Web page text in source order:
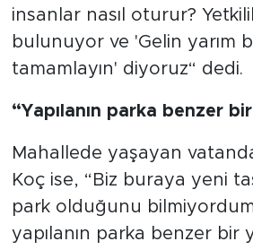
insanlar nasıl oturur?
bulunuyor ve 'Gelin yarım
tamamlayın' diyoruz“ dedi.
“Yapılanın parka benzer
Mahallede yaşayan
Koç ise, “Biz buraya yeni
park olduğunu
yapılanın parka benzer bir